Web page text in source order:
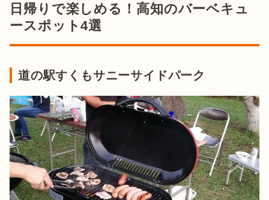
日帰りで楽しめる！高知のバーベキュ
ースポット4選
道の駅すくもサニーサイドパーク